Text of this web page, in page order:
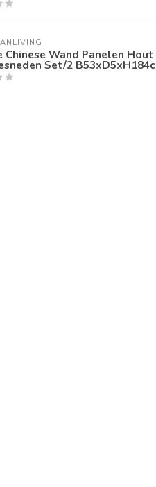
Chinese Wand Panelen Hout
Set/2